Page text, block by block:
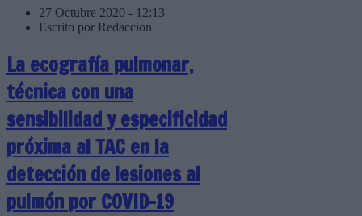
27 Octubre 2020 - 12:13
Escrito por Redaccion
La ecografía pulmonar,
técnica con una
sensibilidad y especificidad
próxima al TAC en la
detección de lesiones al
pulmón por COVID-19